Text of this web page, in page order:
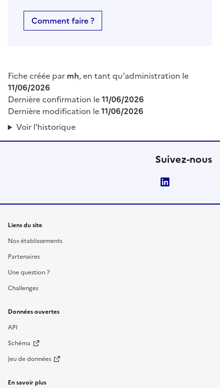
Comment faire ?
Fiche créée par mh, en tant qu'administration le
11/06/2026
Dernière confirmation le11/06/2026
Dernière modification le11/06/2026
Voir l'historique
Suivez-nous
Liens du site
Nos établissements
Partenaires
Une question ?
Challenges
Données ouvertes
API
Schéma
Jeu de données
En savoir plus